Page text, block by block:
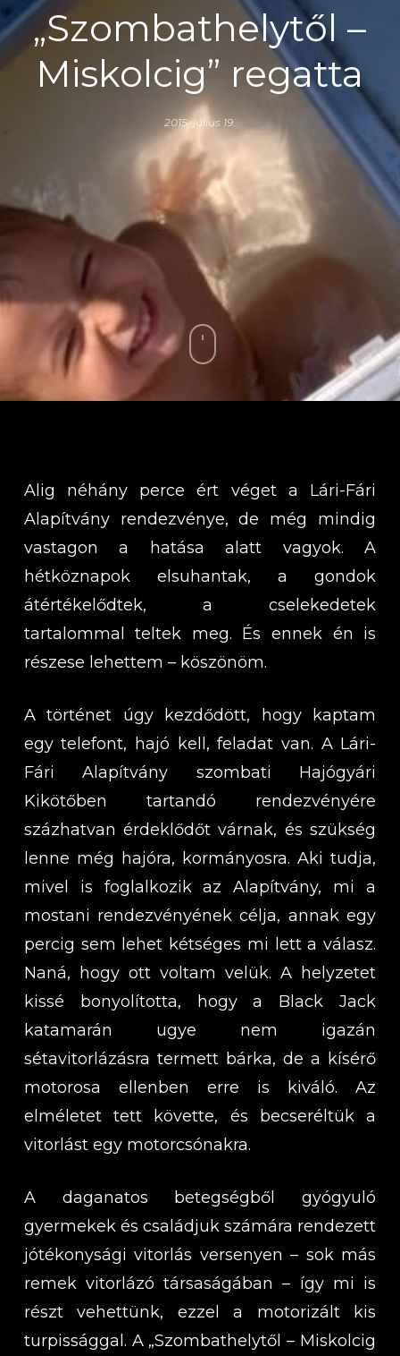
„Szombathelytől –
Miskolcig” regatta
2015. július 19.
Alig néhány perce ért véget a Lári-Fári
Alapítvány rendezvénye, de még mindig
vastagon a hatása alatt vagyok. A
hétköznapok elsuhantak, a gondok
átértékelődtek, a cselekedetek
tartalommal teltek meg. És ennek én is
részese lehettem – köszönöm.
A történet úgy kezdődött, hogy kaptam
egy telefont, hajó kell, feladat van. A Lári-
Fári Alapítvány szombati Hajógyári
Kikötőben tartandó rendezvényére
százhatvan érdeklődőt várnak, és szükség
lenne még hajóra, kormányosra. Aki tudja,
mivel is foglalkozik az Alapítvány, mi a
mostani rendezvényének célja, annak egy
percig sem lehet kétséges mi lett a válasz.
Naná, hogy ott voltam velük. A helyzetet
kissé bonyolította, hogy a Black Jack
katamarán ugye nem igazán
sétavitorlázásra termett bárka, de a kísérő
motorosa ellenben erre is kiváló. Az
elméletet tett követte, és becseréltük a
vitorlást egy motorcsónakra.
A daganatos betegségből gyógyuló
gyermekek és családjuk számára rendezett
jótékonysági vitorlás versenyen – sok más
remek vitorlázó társaságában – így mi is
részt vehettünk, ezzel a motorizált kis
turpissággal. A „Szombathelytől – Miskolcig